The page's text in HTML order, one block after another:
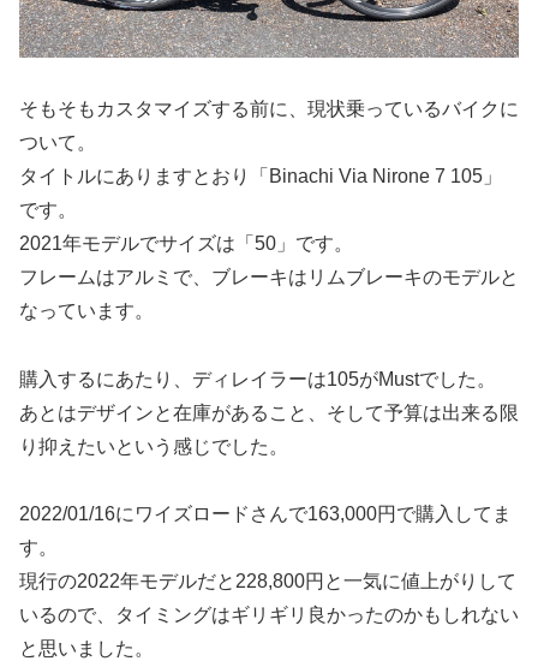
そもそもカスタマイズする前に、現状乗っているバイクに
ついて。
タイトルにありますとおり「Binachi Via Nirone 7 105」
です。
2021年モデルでサイズは「50」です。
フレームはアルミで、ブレーキはリムブレーキのモデルと
なっています。
購入するにあたり、ディレイラーは105がMustでした。
あとはデザインと在庫があること、そして予算は出来る限
り抑えたいという感じでした。
2022/01/16にワイズロードさんで163,000円で購入してま
す。
現行の2022年モデルだと228,800円と一気に値上がりして
いるので、タイミングはギリギリ良かったのかもしれない
と思いました。